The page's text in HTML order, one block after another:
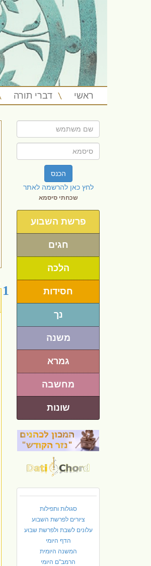
ראשי דברי תורה
הכנס
לחץ כאן להרשמה לאתר
שכחתי סיסמא
פרשת השבוע
חגים
הלכה
חסידות
נך
משנה
גמרא
מחשבה
שונות
סגולות ותפילות
ציורים לפרשת השבוע
עלונים לשבת ולפרשת שבוע
הדף היומי
המשנה היומית
הרמב"ם היומי
1